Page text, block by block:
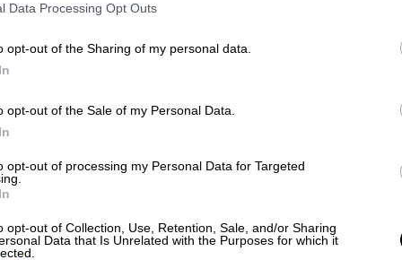
Data Processing Opt Outs
opt-out of the Sharing of my personal data.
opt-out of the Sale of my Personal Data.
opt-out of processing my Personal Data for Targeted
opt-out of Collection, Use, Retention, Sale, and/or Sharing
Data that Is Unrelated with the Purposes for which it
εφημερίδα «Σοζτζού» ανέφερε σε
κρατικό πρόβλημα» ότι ‘εκπρόσωπος
ΜΜΕ ότι «η κυριαρχία και η εδαφική
να αμφισβητηθούν. Η θέση μας σε αυτό
εθνικιστική κεμαλική εφημερίδα
Γκιουρκιάν Χατζίρ,
Μητσοτάκης ήταν πολύ θυμωμένος και
Η Γερμανία ζήτησε εξηγήσεις.
καταδίκης στο Συμβούλιο της